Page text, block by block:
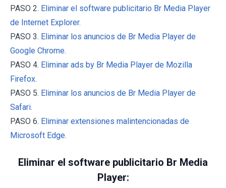
PASO 2. Eliminar el software publicitario Br Media Player
de Internet Explorer.
PASO 3. Eliminar los anuncios de Br Media Player de
Google Chrome.
PASO 4. Eliminar ads by Br Media Player de Mozilla
Firefox.
PASO 5. Eliminar los anuncios de Br Media Player de
Safari.
PASO 6. Eliminar extensiones malintencionadas de
Microsoft Edge.
Eliminar el software publicitario Br Media
Player: